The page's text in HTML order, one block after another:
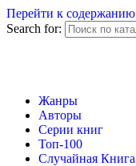
Перейти к содержанию
Search for:
Жанры
Авторы
Серии книг
Топ-100
Случайная Книга